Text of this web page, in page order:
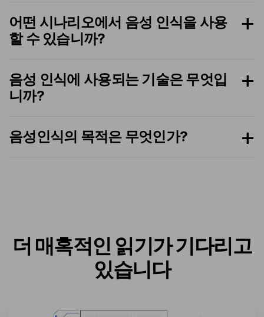
어떤 시나리오에서 음성 인식을 사용
할 수 있습니까?
음성 인식에 사용되는 기술은 무엇입
니까?
음성인식의 목적은 무엇인가?
더 매혹적인 읽기가 기다리고
있습니다